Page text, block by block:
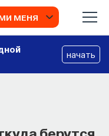
МЕНЯ
начать
берутся
начала